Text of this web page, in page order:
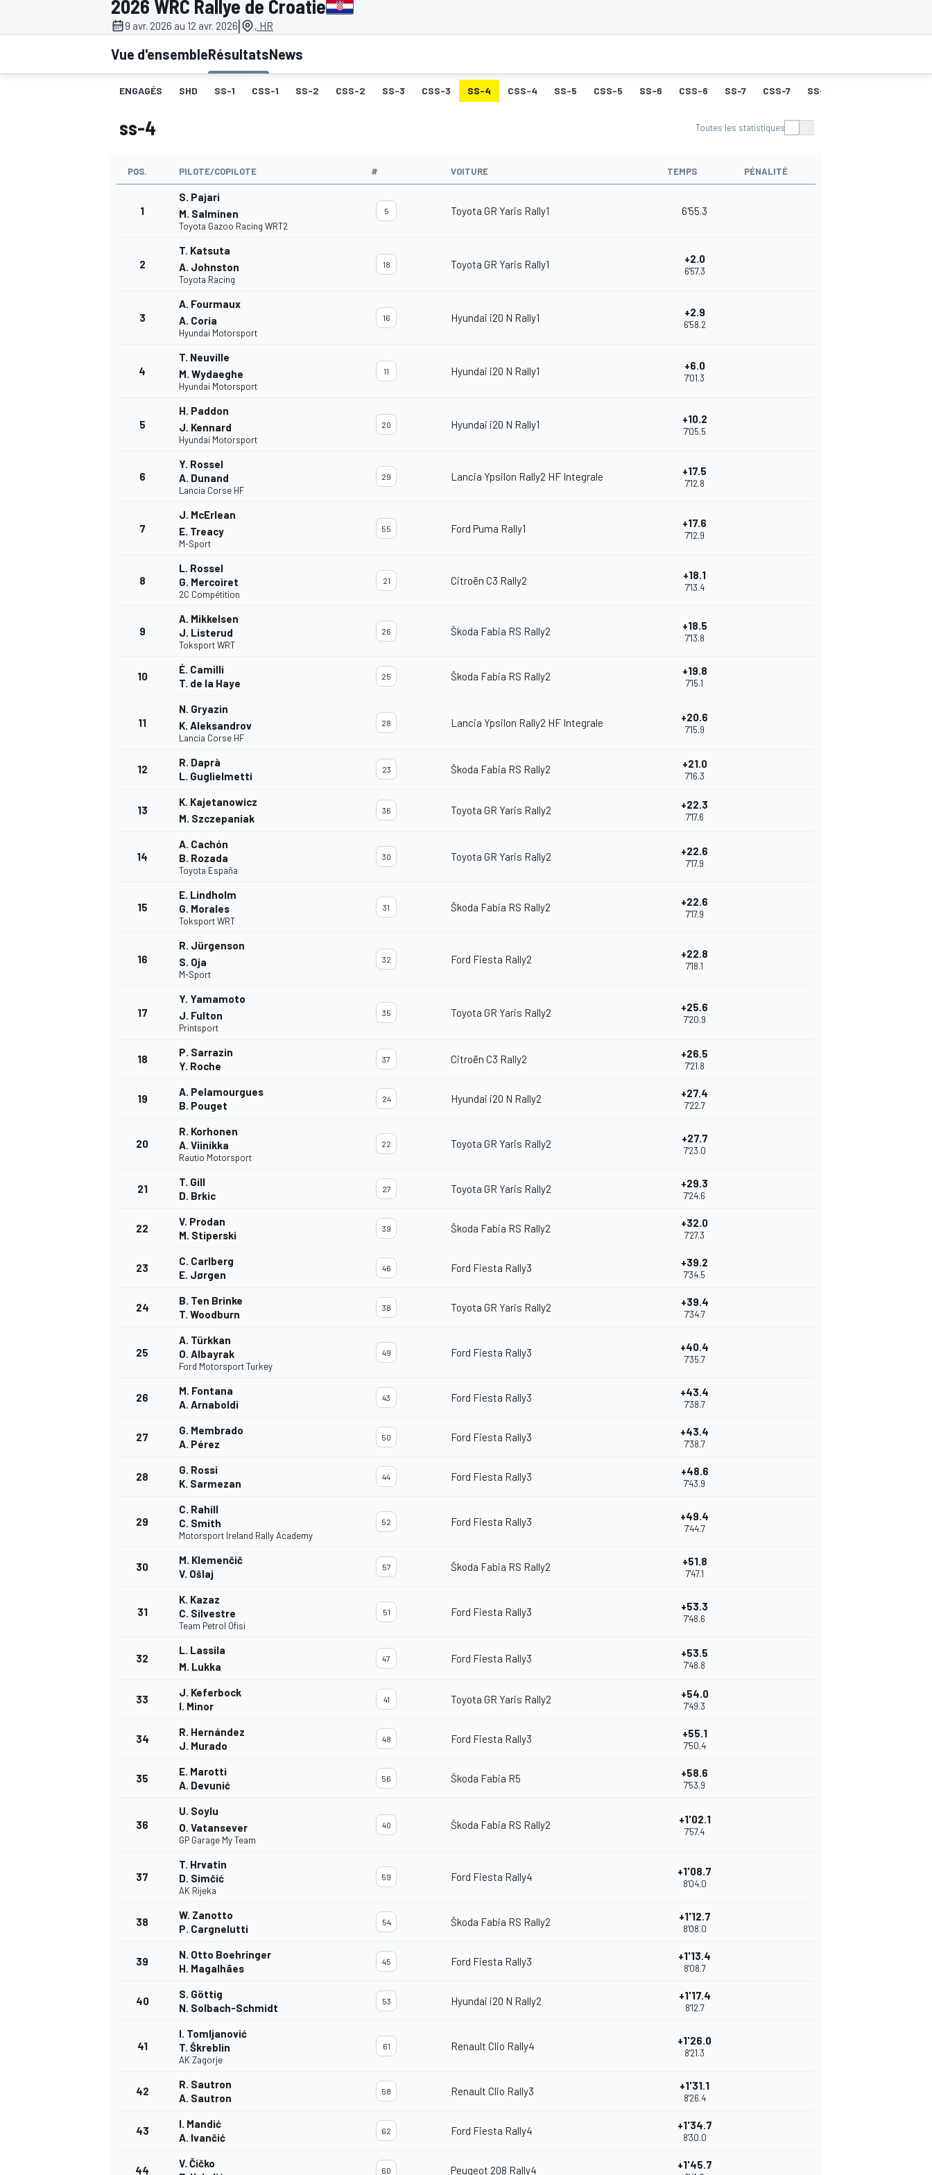
2026 WRC Rallye de Croatie
9 avr. 2026 au 12 avr. 2026| , HR
Vue d'ensembleRésultatsNews
ENGAGÉS SHD SS-1 CSS-1 SS-2 CSS-2 SS-3 CSS-3 SS-4 CSS-4 SS-5 CSS-5 SS-6 CSS-6 SS-7 CSS-7 SS-8
ss-4 Toutes les statistiques
POS. PILOTE/COPILOTE # VOITURE TEMPS PÉNALITÉ
1
S. Pajari
M. Salminen
Toyota Gazoo Racing WRT2
5 Toyota GR Yaris Rally1 6'55.3
2
T. Katsuta
A. Johnston
Toyota Racing
18 Toyota GR Yaris Rally1 +2.0
6'57.3
3
A. Fourmaux
A. Coria
Hyundai Motorsport
16 Hyundai i20 N Rally1 +2.9
6'58.2
4
T. Neuville
M. Wydaeghe
Hyundai Motorsport
11 Hyundai i20 N Rally1 +6.0
7'01.3
5
H. Paddon
J. Kennard
Hyundai Motorsport
20 Hyundai i20 N Rally1 +10.2
7'05.5
6
Y. Rossel
A. Dunand
Lancia Corse HF
29 Lancia Ypsilon Rally2 HF Integrale +17.5
7'12.8
7
J. McErlean
E. Treacy
M-Sport
55 Ford Puma Rally1 +17.6
7'12.9
8
L. Rossel
G. Mercoiret
2C Compétition
21 Citroën C3 Rally2 +18.1
7'13.4
9
A. Mikkelsen
J. Listerud
Toksport WRT
26 Škoda Fabia RS Rally2 +18.5
7'13.8
10
É. Camilli
T. de la Haye
25 Škoda Fabia RS Rally2 +19.8
7'15.1
11
N. Gryazin
K. Aleksandrov
Lancia Corse HF
28 Lancia Ypsilon Rally2 HF Integrale +20.6
7'15.9
12
R. Daprà
L. Guglielmetti
23 Škoda Fabia RS Rally2 +21.0
7'16.3
13
K. Kajetanowicz
M. Szczepaniak
36 Toyota GR Yaris Rally2 +22.3
7'17.6
14
A. Cachón
B. Rozada
Toyota España
30 Toyota GR Yaris Rally2 +22.6
7'17.9
15
E. Lindholm
G. Morales
Toksport WRT
31 Škoda Fabia RS Rally2 +22.6
7'17.9
16
R. Jürgenson
S. Oja
M-Sport
32 Ford Fiesta Rally2 +22.8
7'18.1
17
Y. Yamamoto
J. Fulton
Printsport
35 Toyota GR Yaris Rally2 +25.6
7'20.9
18
P. Sarrazin
Y. Roche
37 Citroën C3 Rally2 +26.5
7'21.8
19
A. Pelamourgues
B. Pouget
24 Hyundai i20 N Rally2 +27.4
7'22.7
20
R. Korhonen
A. Viinikka
Rautio Motorsport
22 Toyota GR Yaris Rally2 +27.7
7'23.0
21
T. Gill
D. Brkic
27 Toyota GR Yaris Rally2 +29.3
7'24.6
22
V. Prodan
M. Stiperski
39 Škoda Fabia RS Rally2 +32.0
7'27.3
23
C. Carlberg
E. Jørgen
46 Ford Fiesta Rally3 +39.2
7'34.5
24
B. Ten Brinke
T. Woodburn
38 Toyota GR Yaris Rally2 +39.4
7'34.7
25
A. Türkkan
O. Albayrak
Ford Motorsport Turkey
49 Ford Fiesta Rally3 +40.4
7'35.7
26
M. Fontana
A. Arnaboldi
43 Ford Fiesta Rally3 +43.4
7'38.7
27
G. Membrado
A. Pérez
50 Ford Fiesta Rally3 +43.4
7'38.7
28
G. Rossi
K. Sarmezan
44 Ford Fiesta Rally3 +48.6
7'43.9
29
C. Rahill
C. Smith
Motorsport Ireland Rally Academy
52 Ford Fiesta Rally3 +49.4
7'44.7
30
M. Klemenčič
V. Ošlaj
57 Škoda Fabia RS Rally2 +51.8
7'47.1
31
K. Kazaz
C. Silvestre
Team Petrol Ofisi
51 Ford Fiesta Rally3 +53.3
7'48.6
32
L. Lassila
M. Lukka
47 Ford Fiesta Rally3 +53.5
7'48.8
33
J. Keferbock
I. Minor
41 Toyota GR Yaris Rally2 +54.0
7'49.3
34
R. Hernández
J. Murado
48 Ford Fiesta Rally3 +55.1
7'50.4
35
E. Marotti
A. Devunić
56 Škoda Fabia R5 +58.6
7'53.9
36
U. Soylu
O. Vatansever
GP Garage My Team
40 Škoda Fabia RS Rally2 +1'02.1
7'57.4
37
T. Hrvatin
D. Simčić
AK Rijeka
59 Ford Fiesta Rally4 +1'08.7
8'04.0
38
W. Zanotto
P. Cargnelutti
54 Škoda Fabia RS Rally2 +1'12.7
8'08.0
39
N. Otto Boehringer
H. Magalhães
45 Ford Fiesta Rally3 +1'13.4
8'08.7
40
S. Göttig
N. Solbach-Schmidt
53 Hyundai i20 N Rally2 +1'17.4
8'12.7
41
I. Tomljanović
T. Škreblin
AK Zagorje
61 Renault Clio Rally4 +1'26.0
8'21.3
42
R. Sautron
A. Sautron
58 Renault Clio Rally3 +1'31.1
8'26.4
43
I. Mandić
A. Ivančić
62 Ford Fiesta Rally4 +1'34.7
8'30.0
44
V. Čičko
60 Peugeot 208 Rally4 +1'45.7